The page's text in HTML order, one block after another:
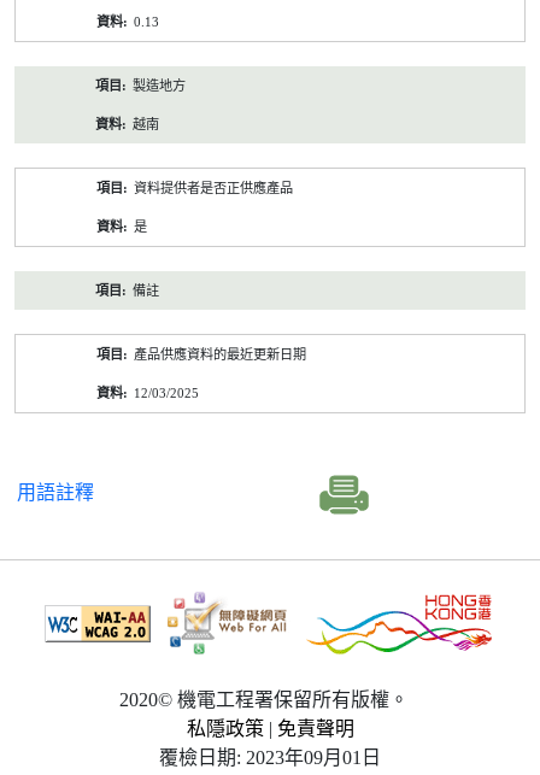
0.13
製造地方
越南
資料提供者是否正供應產品
是
備註
產品供應資料的最近更新日期
12/03/2025
用語註釋
2020© 機電工程署保留所有版權。
私隱政策 | 免責聲明
覆檢日期: 2023年09月01日